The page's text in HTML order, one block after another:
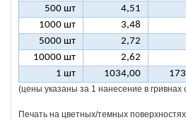
500 шт
4,51
1000 шт
3,48
5000 шт
2,72
10000 шт
2,62
1 шт
1034,00
(цены указаны за 1 нанесение в
Печать на цветных/темных